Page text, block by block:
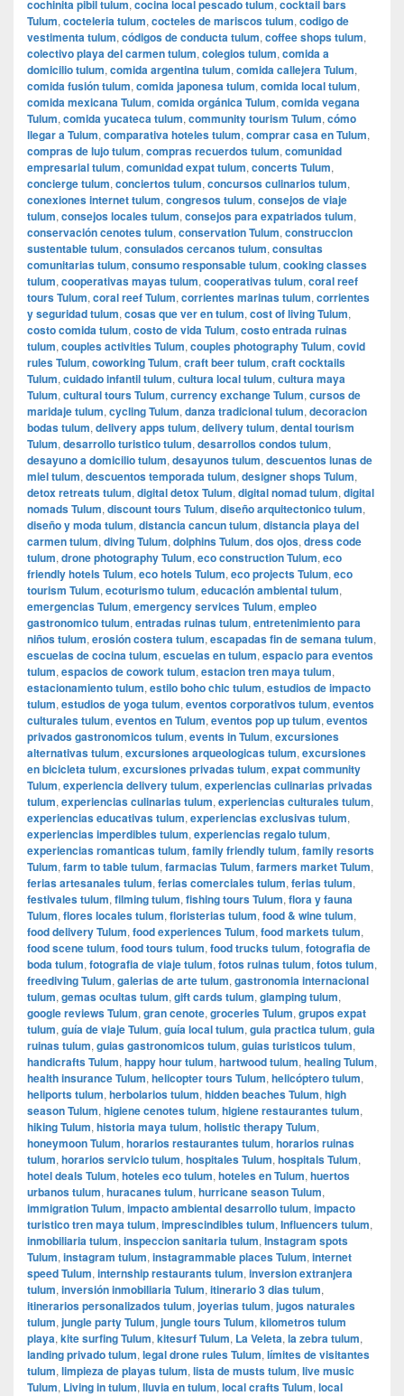
cochinita pibil tulum, cocina local pescado tulum, cocktail bars
Tulum, cocteleria tulum, cocteles de mariscos tulum, codigo de
vestimenta tulum, códigos de conducta tulum, coffee shops tulum,
colectivo playa del carmen tulum, colegios tulum, comida a
domicilio tulum, comida argentina tulum, comida callejera Tulum,
comida fusión tulum, comida japonesa tulum, comida local tulum,
comida mexicana Tulum, comida orgánica Tulum, comida vegana
Tulum, comida yucateca tulum, community tourism Tulum, cómo
llegar a Tulum, comparativa hoteles tulum, comprar casa en Tulum,
compras de lujo tulum, compras recuerdos tulum, comunidad
empresarial tulum, comunidad expat tulum, concerts Tulum,
concierge tulum, conciertos tulum, concursos culinarios tulum,
conexiones internet tulum, congresos tulum, consejos de viaje
tulum, consejos locales tulum, consejos para expatriados tulum,
conservación cenotes tulum, conservation Tulum, construccion
sustentable tulum, consulados cercanos tulum, consultas
comunitarias tulum, consumo responsable tulum, cooking classes
tulum, cooperativas mayas tulum, cooperativas tulum, coral reef
tours Tulum, coral reef Tulum, corrientes marinas tulum, corrientes
y seguridad tulum, cosas que ver en tulum, cost of living Tulum,
costo comida tulum, costo de vida Tulum, costo entrada ruinas
tulum, couples activities Tulum, couples photography Tulum, covid
rules Tulum, coworking Tulum, craft beer tulum, craft cocktails
Tulum, cuidado infantil tulum, cultura local tulum, cultura maya
Tulum, cultural tours Tulum, currency exchange Tulum, cursos de
maridaje tulum, cycling Tulum, danza tradicional tulum, decoracion
bodas tulum, delivery apps tulum, delivery tulum, dental tourism
Tulum, desarrollo turistico tulum, desarrollos condos tulum,
desayuno a domicilio tulum, desayunos tulum, descuentos lunas de
miel tulum, descuentos temporada tulum, designer shops Tulum,
detox retreats tulum, digital detox Tulum, digital nomad tulum, digital
nomads Tulum, discount tours Tulum, diseño arquitectonico tulum,
diseño y moda tulum, distancia cancun tulum, distancia playa del
carmen tulum, diving Tulum, dolphins Tulum, dos ojos, dress code
tulum, drone photography Tulum, eco construction Tulum, eco
friendly hotels Tulum, eco hotels Tulum, eco projects Tulum, eco
tourism Tulum, ecoturismo tulum, educación ambiental tulum,
emergencias Tulum, emergency services Tulum, empleo
gastronomico tulum, entradas ruinas tulum, entretenimiento para
niños tulum, erosión costera tulum, escapadas fin de semana tulum,
escuelas de cocina tulum, escuelas en tulum, espacio para eventos
tulum, espacios de cowork tulum, estacion tren maya tulum,
estacionamiento tulum, estilo boho chic tulum, estudios de impacto
tulum, estudios de yoga tulum, eventos corporativos tulum, eventos
culturales tulum, eventos en Tulum, eventos pop up tulum, eventos
privados gastronomicos tulum, events in Tulum, excursiones
alternativas tulum, excursiones arqueologicas tulum, excursiones
en bicicleta tulum, excursiones privadas tulum, expat community
Tulum, experiencia delivery tulum, experiencias culinarias privadas
tulum, experiencias culinarias tulum, experiencias culturales tulum,
experiencias educativas tulum, experiencias exclusivas tulum,
experiencias imperdibles tulum, experiencias regalo tulum,
experiencias romanticas tulum, family friendly tulum, family resorts
Tulum, farm to table tulum, farmacias Tulum, farmers market Tulum,
ferias artesanales tulum, ferias comerciales tulum, ferias tulum,
festivales tulum, filming tulum, fishing tours Tulum, flora y fauna
Tulum, flores locales tulum, floristerias tulum, food & wine tulum,
food delivery Tulum, food experiences Tulum, food markets tulum,
food scene tulum, food tours tulum, food trucks tulum, fotografia de
boda tulum, fotografia de viaje tulum, fotos ruinas tulum, fotos tulum,
freediving Tulum, galerias de arte tulum, gastronomia internacional
tulum, gemas ocultas tulum, gift cards tulum, glamping tulum,
google reviews Tulum, gran cenote, groceries Tulum, grupos expat
tulum, guía de viaje Tulum, guía local tulum, guia practica tulum, guia
ruinas tulum, guias gastronomicos tulum, guias turisticos tulum,
handicrafts Tulum, happy hour tulum, hartwood tulum, healing Tulum,
health insurance Tulum, helicopter tours Tulum, helicóptero tulum,
heliports tulum, herbolarios tulum, hidden beaches Tulum, high
season Tulum, higiene cenotes tulum, higiene restaurantes tulum,
hiking Tulum, historia maya tulum, holistic therapy Tulum,
honeymoon Tulum, horarios restaurantes tulum, horarios ruinas
tulum, horarios servicio tulum, hospitales Tulum, hospitals Tulum,
hotel deals Tulum, hoteles eco tulum, hoteles en Tulum, huertos
urbanos tulum, huracanes tulum, hurricane season Tulum,
immigration Tulum, impacto ambiental desarrollo tulum, impacto
turistico tren maya tulum, imprescindibles tulum, Influencers tulum,
inmobiliaria tulum, inspeccion sanitaria tulum, Instagram spots
Tulum, instagram tulum, instagrammable places Tulum, internet
speed Tulum, internship restaurants tulum, inversion extranjera
tulum, inversión inmobiliaria Tulum, itinerario 3 dias tulum,
itinerarios personalizados tulum, joyerias tulum, jugos naturales
tulum, jungle party Tulum, jungle tours Tulum, kilometros tulum
playa, kite surfing Tulum, kitesurf Tulum, La Veleta, la zebra tulum,
landing privado tulum, legal drone rules Tulum, límites de visitantes
tulum, limpieza de playas tulum, lista de musts tulum, live music
Tulum, Living in tulum, lluvia en tulum, local crafts Tulum, local